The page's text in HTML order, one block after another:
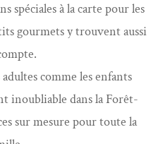
spéciales à la carte pour les
gourmets y trouvent aussi
comme les enfants
inoubliable dans la Forêt-
sur mesure pour toute la